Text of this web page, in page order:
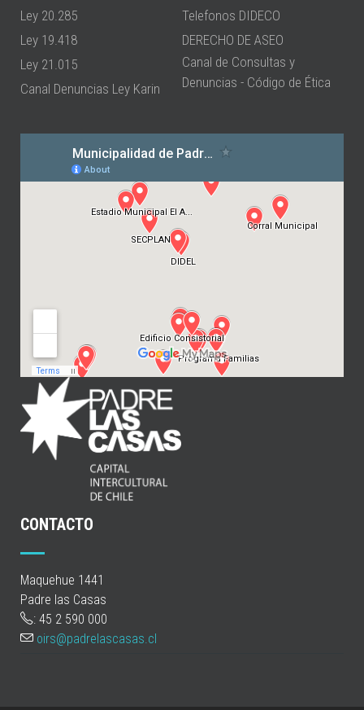
Ley 20.285
Ley 19.418
Ley 21.015
Canal Denuncias Ley Karin
Telefonos DIDECO
DERECHO DE ASEO
Canal de Consultas y
Denuncias - Código de Ética
CONTACTO
Maquehue 1441
Padre las Casas
: 45 2 590 000
oirs@padrelascasas.cl